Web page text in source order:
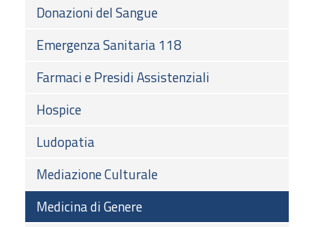
Donazioni del Sangue
Emergenza Sanitaria 118
Farmaci e Presidi Assistenziali
Hospice
Ludopatia
Mediazione Culturale
Medicina di Genere